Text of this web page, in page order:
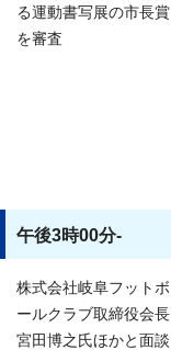
る運動書写展の市長賞
を審査
午後3時00分-
株式会社岐阜フットボ
ールクラブ取締役会長
宮田博之氏ほかと面談